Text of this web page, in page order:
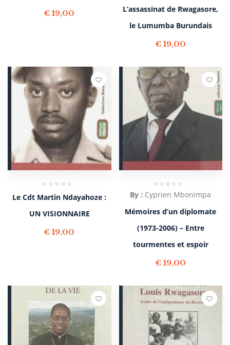
€ 19,00
L’assassinat de Rwagasore,
le Lumumba Burundais
€ 19,00
Le Cdt Martin Ndayahoze :
UN VISIONNAIRE
€ 19,00
By : Cyprien Mbonimpa
Mémoires d’un diplomate
(1973-2006) – Entre
tourmentes et espoir
€ 19,00